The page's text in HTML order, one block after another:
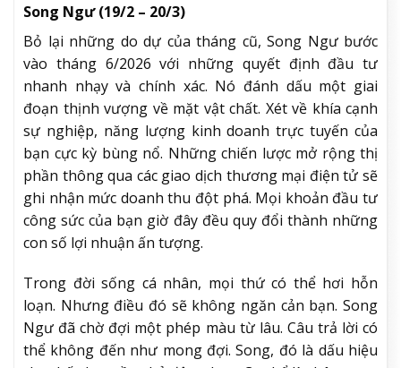
Song Ngư (19/2 – 20/3)
Bỏ lại những do dự của tháng cũ, Song Ngư bước
vào tháng 6/2026 với những quyết định đầu tư
nhanh nhạy và chính xác. Nó đánh dấu một giai
đoạn thịnh vượng về mặt vật chất. Xét về khía cạnh
sự nghiệp, năng lượng kinh doanh trực tuyến của
bạn cực kỳ bùng nổ. Những chiến lược mở rộng thị
phần thông qua các giao dịch thương mại điện tử sẽ
ghi nhận mức doanh thu đột phá. Mọi khoản đầu tư
công sức của bạn giờ đây đều quy đổi thành những
con số lợi nhuận ấn tượng.
Trong đời sống cá nhân, mọi thứ có thể hơi hỗn
loạn. Nhưng điều đó sẽ không ngăn cản bạn. Song
Ngư đã chờ đợi một phép màu từ lâu. Câu trả lời có
thể không đến như mong đợi. Song, đó là dấu hiệu